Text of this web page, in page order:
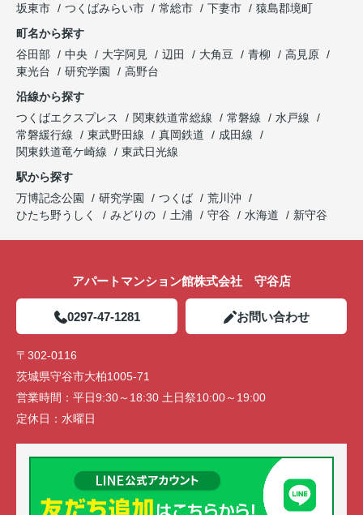
坂東市
つくばみらい市 常総市 下妻市
猿島郡境町
町名から探す
谷田部
中央 大字阿見 辺田 大角豆 青柳
高見原
東光台
研究学園
高野台
沿線から探す
つくばエクスプレス
関東鉄道常総線 常磐線
水戸線
常磐緩行線
東武野田線 真岡鉄道
成田線
関東鉄道竜ケ崎線
東武日光線
駅から探す
万博記念公園
研究学園 つくば
荒川沖
ひたち野うしく
みどりの 土浦 守谷 水海道 新守谷
アパートマンション館株式会社 守谷店
0297-47-1281 お問い合わせ
〒302-0116
茨城県守谷市大柏1005-71
営業時間： 平日9:30～18:30 土日祭10:00～19:00
定休日： 水曜日